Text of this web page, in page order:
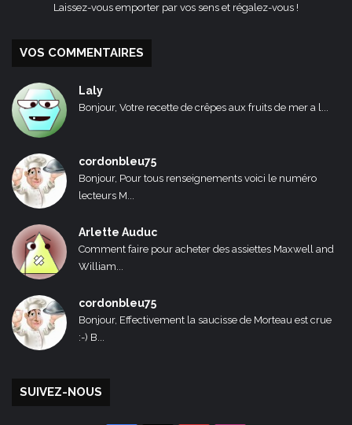
Laissez-vous emporter par vos sens et régalez-vous !
VOS COMMENTAIRES
Laly
Bonjour, Votre recette de crêpes aux fruits de mer a l...
cordonbleu75
Bonjour, Pour tous renseignements voici le numéro
lecteurs M...
Arlette Auduc
Comment faire pour acheter des assiettes Maxwell and
William...
cordonbleu75
Bonjour, Effectivement la saucisse de Morteau est crue
:-) B...
SUIVEZ-NOUS